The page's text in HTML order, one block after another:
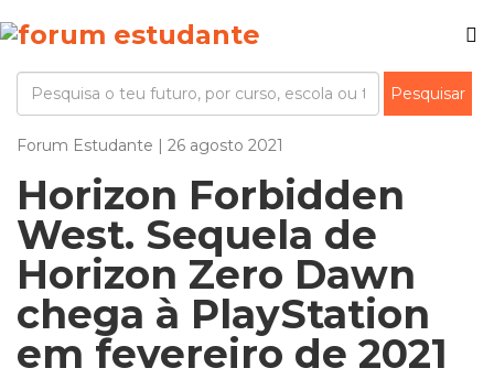
Forum Estudante | 26 agosto 2021
Horizon Forbidden
West. Sequela de
Horizon Zero Dawn
chega à PlayStation
em fevereiro de 2021